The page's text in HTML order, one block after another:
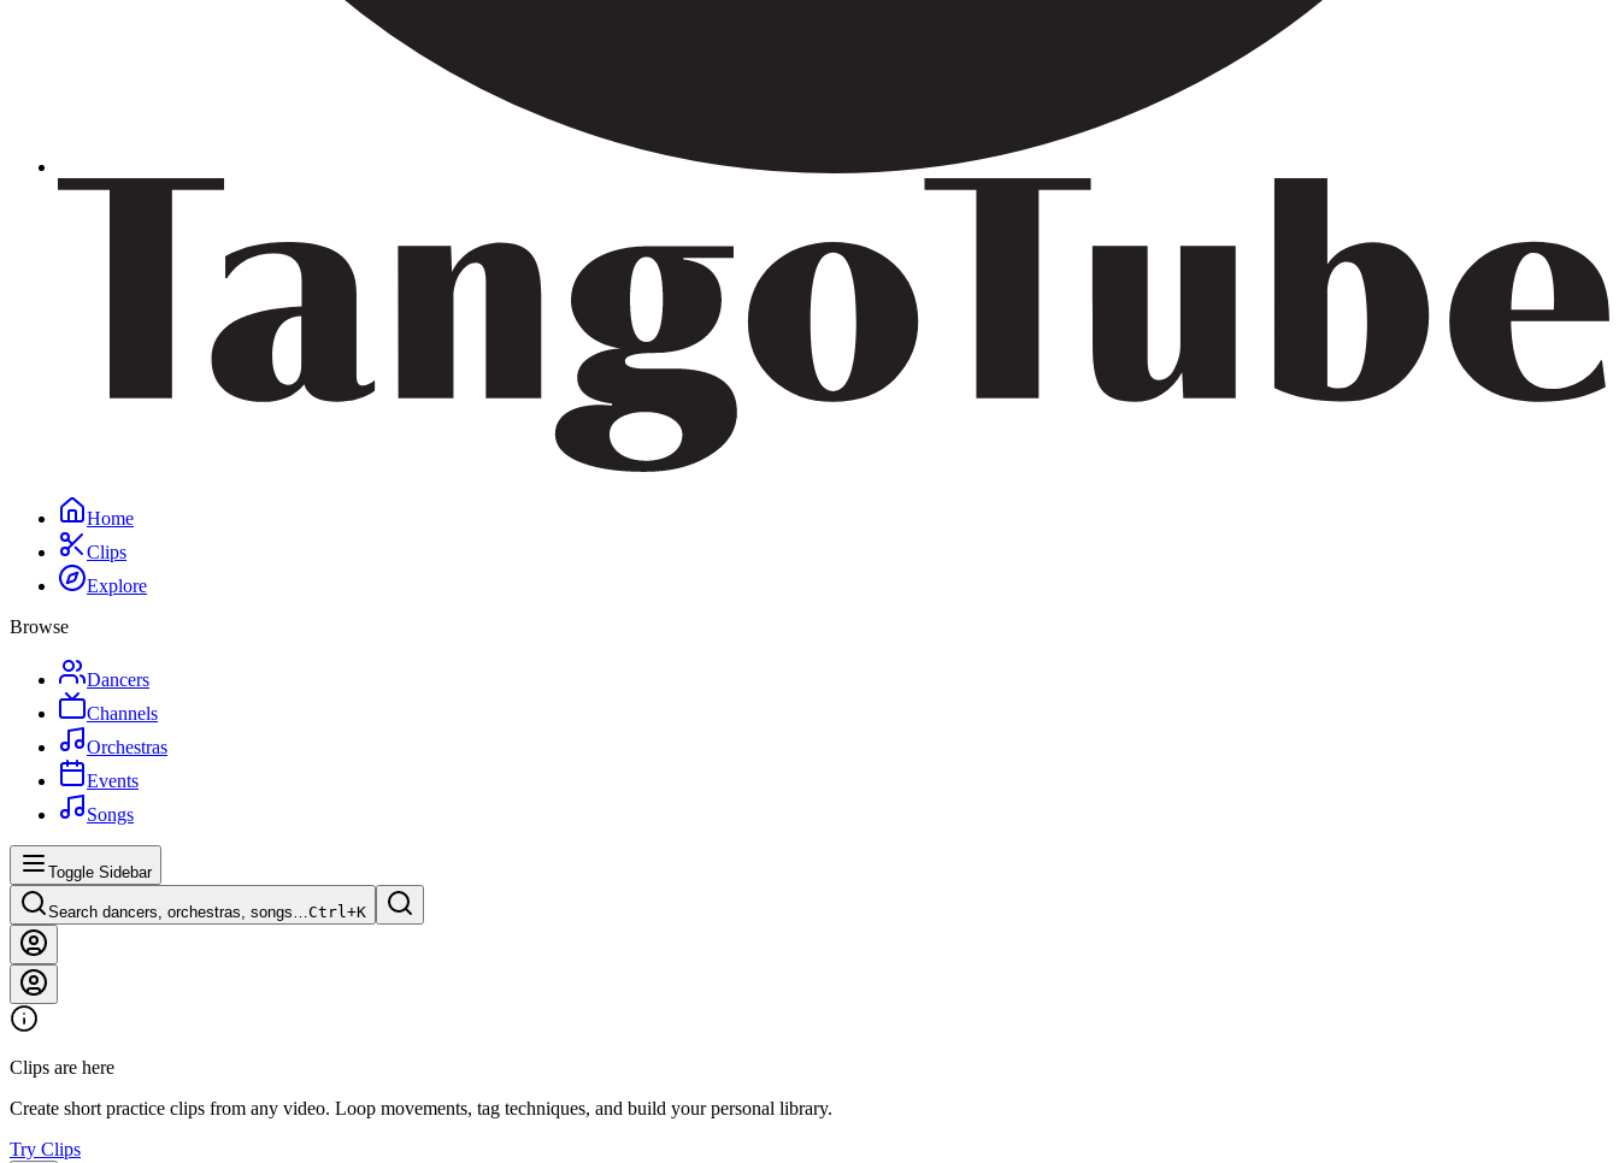
Home
Clips
Explore
Browse
Dancers
Channels
Orchestras
Events
Songs
Toggle Sidebar
Search dancers, orchestras, songs…Ctrl+K
Clips are here
Create short practice clips from any video. Loop movements, tag techniques, and build your personal library.
Try Clips